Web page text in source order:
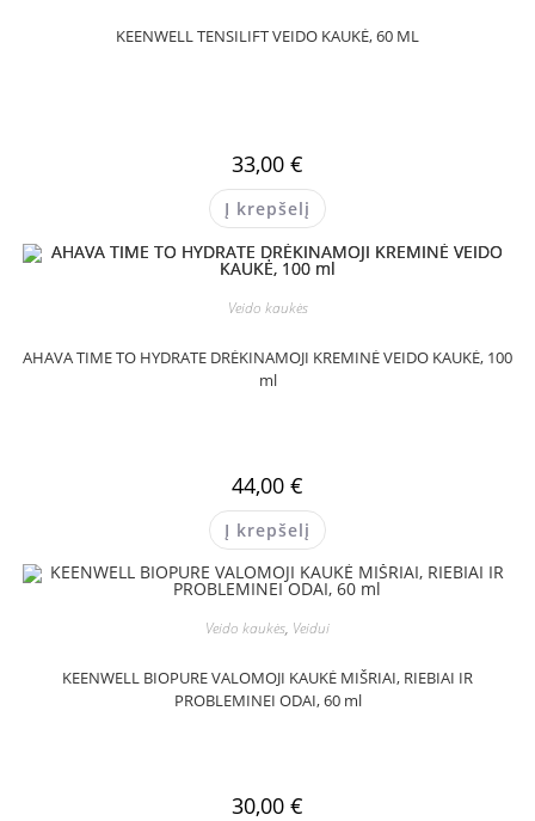
KEENWELL TENSILIFT VEIDO KAUKĖ, 60 ML
33,00 €
Į krepšelį
Veido kaukės
AHAVA TIME TO HYDRATE DRĖKINAMOJI KREMINĖ VEIDO KAUKĖ, 100
ml
44,00 €
Į krepšelį
Veido kaukės, Veidui
KEENWELL BIOPURE VALOMOJI KAUKĖ MIŠRIAI, RIEBIAI IR
PROBLEMINEI ODAI, 60 ml
30,00 €